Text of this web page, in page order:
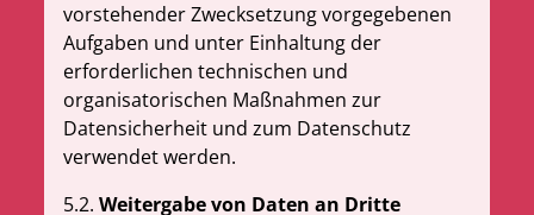
vorstehender Zwecksetzung vorgegebenen
Aufgaben und unter Einhaltung der
erforderlichen technischen und
organisatorischen Maßnahmen zur
Datensicherheit und zum Datenschutz
verwendet werden.
5.2. Weitergabe von Daten an Dritte